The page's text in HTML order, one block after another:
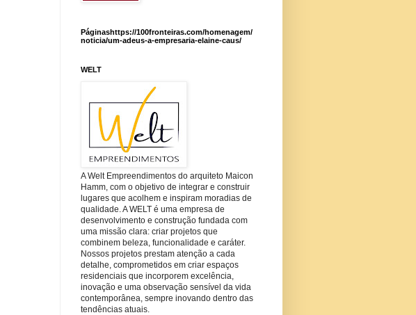
Páginashttps://100fronteiras.com/homenagem/
noticia/um-adeus-a-empresaria-elaine-caus/
WELT
A Welt Empreendimentos do arquiteto Maicon
Hamm, com o objetivo de integrar e construir
lugares que acolhem e inspiram moradias de
qualidade. A WELT é uma empresa de
desenvolvimento e construção fundada com
uma missão clara: criar projetos que
combinem beleza, funcionalidade e caráter.
Nossos projetos prestam atenção a cada
detalhe, comprometidos em criar espaços
residenciais que incorporem excelência,
inovação e uma observação sensível da vida
contemporânea, sempre inovando dentro das
tendências atuais.